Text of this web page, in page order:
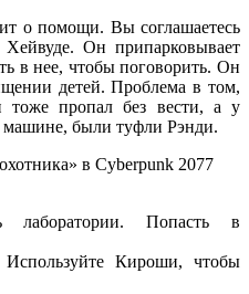
о помощи. Вы соглашаетесь
Он припарковывает
в нее, чтобы поговорить. Он
детей. Проблема в том,
тоже пропал без вести, а у
машине, были туфли Рэнди.
лаборатории. Попасть в
Кироши, чтобы